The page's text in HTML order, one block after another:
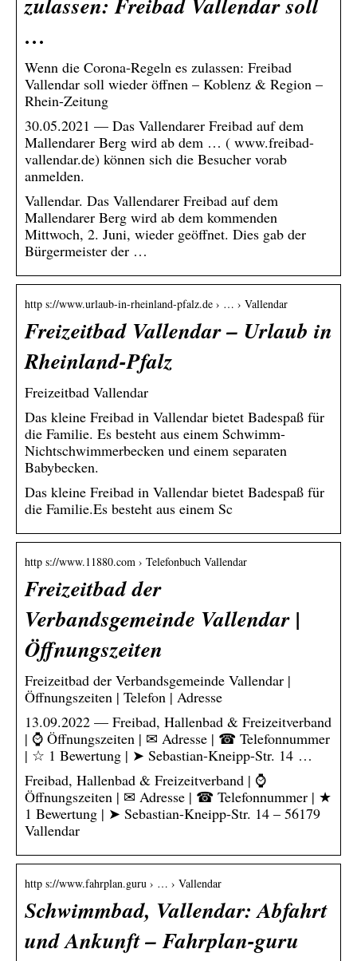
…
Wenn die Corona-Regeln es zulassen: Freibad
Vallendar soll wieder öffnen – Koblenz & Region –
Rhein-Zeitung
30.05.2021 — Das Vallendarer Freibad auf dem
Mallendarer Berg wird ab dem … ( www.freibad-
vallendar.de) können sich die Besucher vorab
anmelden.
Vallendar. Das Vallendarer Freibad auf dem
Mallendarer Berg wird ab dem kommenden
Mittwoch, 2. Juni, wieder geöffnet. Dies gab der
Bürgermeister der …
http s://www.urlaub-in-rheinland-pfalz.de › … › Vallendar
Freizeitbad Vallendar – Urlaub in
Rheinland-Pfalz
Freizeitbad Vallendar
Das kleine Freibad in Vallendar bietet Badespaß für
die Familie. Es besteht aus einem Schwimm-
Nichtschwimmerbecken und einem separaten
Babybecken.
Das kleine Freibad in Vallendar bietet Badespaß für
die Familie.Es besteht aus einem Sc
http s://www.11880.com › Telefonbuch Vallendar
Freizeitbad der
Verbandsgemeinde Vallendar |
Öffnungszeiten
Freizeitbad der Verbandsgemeinde Vallendar |
Öffnungszeiten | Telefon | Adresse
13.09.2022 — Freibad, Hallenbad & Freizeitverband
| ⌚ Öffnungszeiten | ✉ Adresse | ☎ Telefonnummer
| ☆ 1 Bewertung | ➤ Sebastian-Kneipp-Str. 14 …
Freibad, Hallenbad & Freizeitverband | ⌚
Öffnungszeiten | ✉ Adresse | ☎ Telefonnummer | ★
1 Bewertung | ➤ Sebastian-Kneipp-Str. 14 – 56179
Vallendar
http s://www.fahrplan.guru › … › Vallendar
Schwimmbad, Vallendar: Abfahrt
und Ankunft – Fahrplan-guru